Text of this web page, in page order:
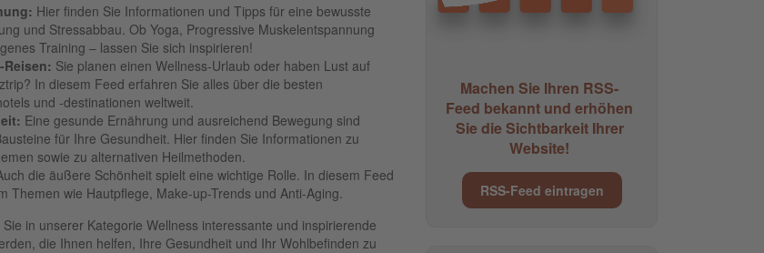
Hier finden Sie Informationen und Tipps für eine bewusste
und Stressabbau. Ob Yoga, Progressive Muskelentspannung
Training – lassen Sie sich inspirieren!
Sie planen einen Wellness-Urlaub oder haben Lust auf
In diesem Feed erfahren Sie alles über die besten
und -destinationen weltweit.
Eine gesunde Ernährung und ausreichend Bewegung sind
für Ihre Gesundheit. Hier finden Sie Informationen zu
sowie zu alternativen Heilmethoden.
die äußere Schönheit spielt eine wichtige Rolle. In diesem Feed
Themen wie Hautpflege, Make-up-Trends und Anti-Aging.
in unserer Kategorie Wellness interessante und inspirierende
die Ihnen helfen, Ihre Gesundheit und Ihr Wohlbefinden zu
Machen Sie Ihren RSS-
Feed bekannt und erhöhen
Sie die Sichtbarkeit Ihrer
Website!
RSS-Feed eintragen